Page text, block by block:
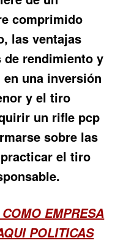
comprimido
las ventajas
de rendimiento y
una inversión
y el tiro
un rifle pcp
sobre las
el tiro
EMPRESA
POLITICAS